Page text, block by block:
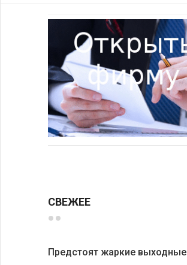
СВЕЖЕЕ
Предстоят жаркие выходные